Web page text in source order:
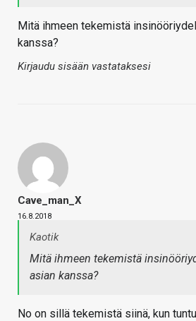
Mitä ihmeen tekemistä
kanssa?
Kirjaudu sisään vastataksesi
Cave_man_X
16.8.2018
Kaotik
Mitä ihmeen tekemistä
asian kanssa?
No on sillä tekemistä siinä, kun